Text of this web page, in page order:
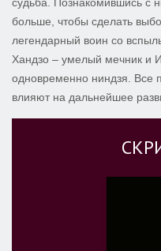
больше, чтобы сделать
легендарный воин со
Хандзо – умелый мечник и
одновременно ниндзя. Все
влияют на дальнейшее